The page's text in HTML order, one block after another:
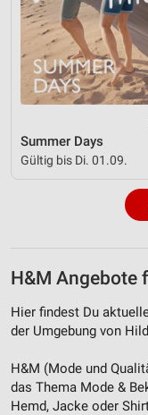
Summer Days
Gültig bis Di. 01.09.
H&M Angebote
Hier findest Du
der Umgebung von
H&M (Mode und
das Thema Mode &
Hemd, Jacke oder
Performance
Funktional
Werbung